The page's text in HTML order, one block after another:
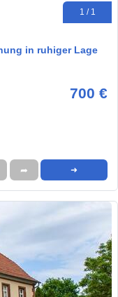
1 / 1
in ruhiger Lage
700 €
➦ ➜